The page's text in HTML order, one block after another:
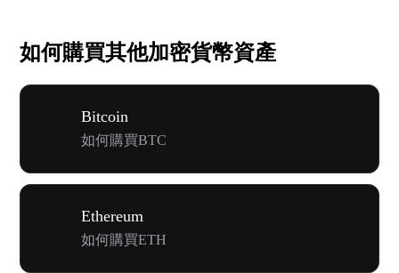
如何購買其他加密貨幣資產
Bitcoin
如何購買BTC
Ethereum
如何購買ETH